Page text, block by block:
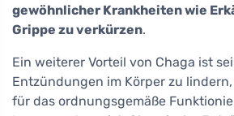
gewöhnlicher Krankheiten wie
Grippe zu verkürzen.
Ein weiterer Vorteil von Chaga ist
Entzündungen im Körper zu
für das ordnungsgemäße